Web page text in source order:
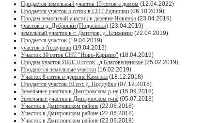
Продаётся земельный участок 15 соток с домом (12.04.2022)
Продается участок 5 соток в СНТ Роднички (06.10.2019)
Продам земельный участок в деревне Новинки (23.04.2019)
участок в д. Дубровки (Подосинки) (23.04.2019)
земельный участок в г. Дмитров, д. Ближнево (22.04.2019)
Продается участок (19.04.2019)
участок в Ассаурово (19.04.2019)
Участок 10 соток СНТ "Ново-Карцево" (18.04.2019)
Продам участок ИЖС 8 соток , д.Благовещенское (25.02.2019)
Продаются земельные участки (16.02.2019)
Участок 8 соток в деревне Каменка (18.12.2018)
Продается участок 10 сот. д. Поддубки (07.12.2018)
Земельные участки в Дмитровском р-не (15.09.2018)
Земельные участки в Дмитровском р-не (05.07.2018)
Участок в Дмитровском районе (22.06.2018)
Участок в Дмитровском районе (22.06.2018)
Участок в Дмитровском районе (22.06.2018)